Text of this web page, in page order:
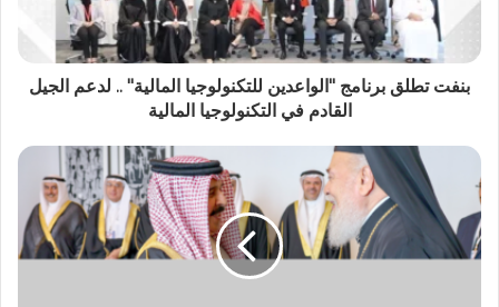
بنفت تطلق برنامج "الواعدين للتكنولوجيا المالية" .. لدعم الجيل
القادم في التكنولوجيا المالية